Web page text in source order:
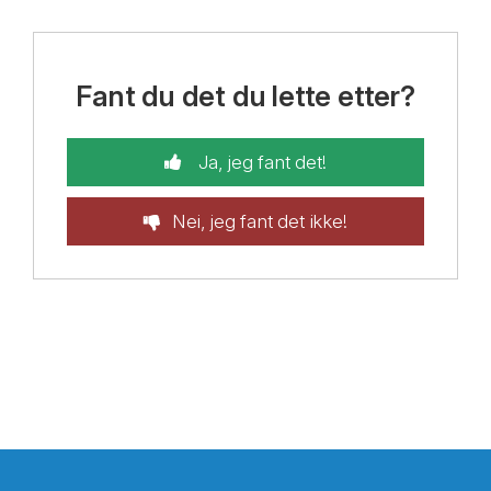
Fant du det du lette etter?
Ja, jeg fant det!
Nei, jeg fant det ikke!